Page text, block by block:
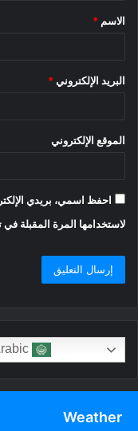
*
الاسم *
البريد الإلكتروني *
الموقع الإلكتروني
احفظ اسمي، بريدي
لاستخدامها المرة المقبلة في
Weather